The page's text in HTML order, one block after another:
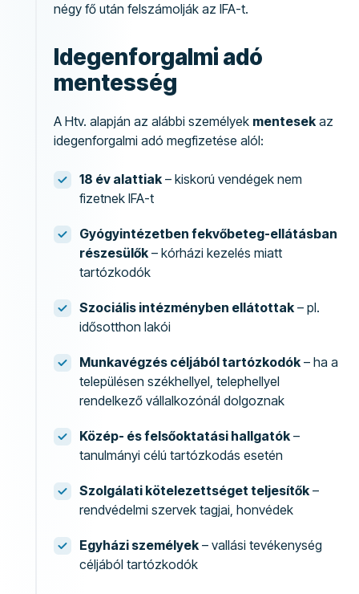
négy fő után felszámolják az IFA-t.
Idegenforgalmi adó
mentesség
A Htv. alapján az alábbi személyek mentesek az
idegenforgalmi adó megfizetése alól:
18 év alattiak – kiskorú vendégek nem
fizetnek IFA-t
Gyógyintézetben fekvőbeteg-ellátásban
részesülők – kórházi kezelés miatt
tartózkodók
Szociális intézményben ellátottak – pl.
idősotthon lakói
Munkavégzés céljából tartózkodók – ha a
településen székhellyel, telephellyel
rendelkező vállalkozónál dolgoznak
Közép- és felsőoktatási hallgatók –
tanulmányi célú tartózkodás esetén
Szolgálati kötelezettséget teljesítők –
rendvédelmi szervek tagjai, honvédek
Egyházi személyek – vallási tevékenység
céljából tartózkodók